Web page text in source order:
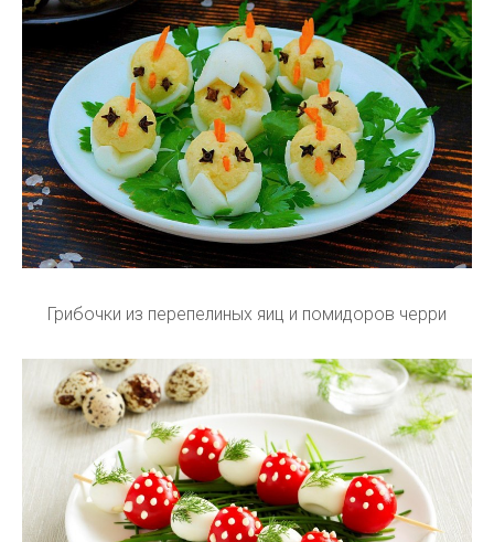
Грибочки из перепелиных яиц и помидоров черри